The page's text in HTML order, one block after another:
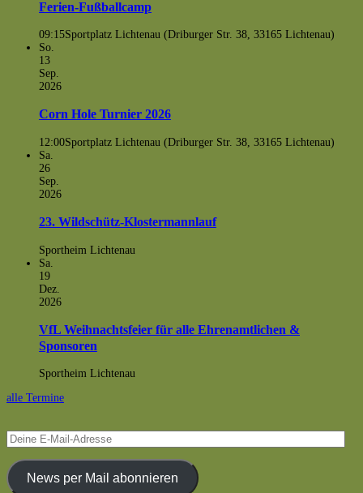
Ferien-Fußballcamp
09:15Sportplatz Lichtenau (Driburger Str. 38, 33165 Lichtenau)
So.
13
Sep.
2026
Corn Hole Turnier 2026
12:00Sportplatz Lichtenau (Driburger Str. 38, 33165 Lichtenau)
Sa.
26
Sep.
2026
23. Wildschütz-Klostermannlauf
Sportheim Lichtenau
Sa.
19
Dez.
2026
VfL Weihnachtsfeier für alle Ehrenamtlichen &
Sponsoren
Sportheim Lichtenau
alle Termine
Deine
E-
Mail-
AdresseNews per Mail abonnieren